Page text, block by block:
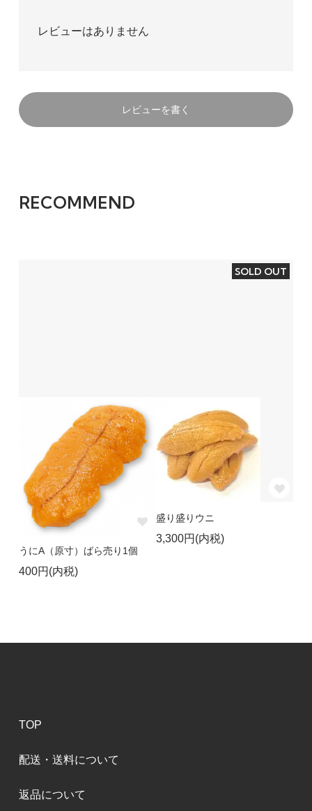
レビューはありません
レビューを書く
RECOMMEND
うにA（原寸）ばら売り1個
400円(内税)
SOLD OUT
盛り盛りウニ
3,300円(内税)
TOP
配送・送料について
返品について